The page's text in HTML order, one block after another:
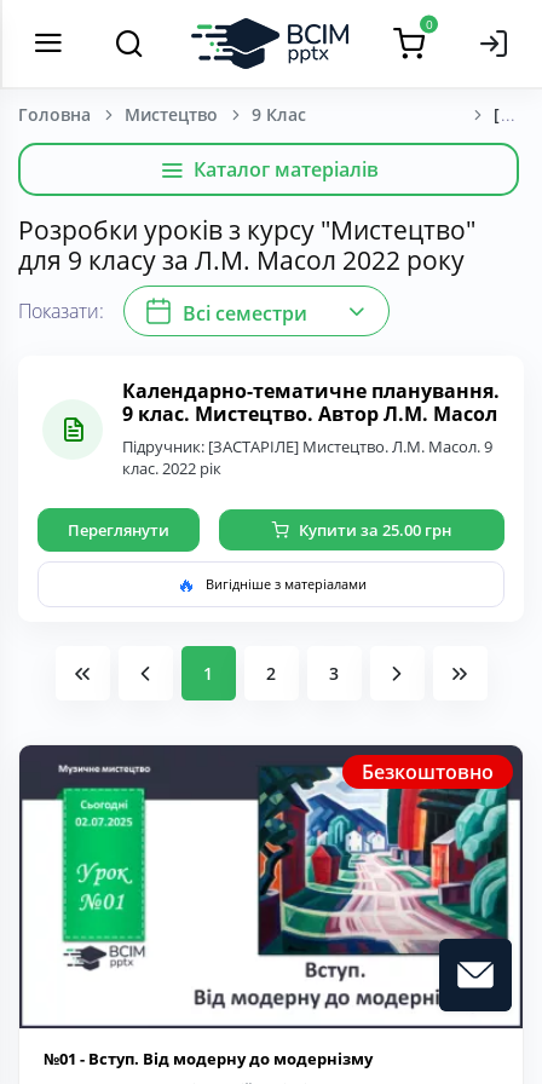
0
Головна Мистецтво 9 Клас
Каталог матеріалів
Розробки уроків з курсу "Мистецтво"
для 9 класу за Л.М. Масол 2022 року
Показати: Всі семестри
Календарно-тематичне планування.
9 клас. Мистецтво. Автор Л.М. Масол
Підручник: [ЗАСТАРІЛЕ] Мистецтво. Л.М. Масол. 9
клас. 2022 рік
Переглянути Купити за 25.00 грн
🔥 Вигідніше з матеріалами
1 2 3
Безкоштовно
№01 - Вступ. Від модерну до модернізму